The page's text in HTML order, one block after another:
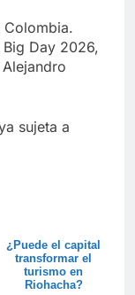
Colombia.
Day 2026,
sujeta a
¿Puede el capital
transformar el
turismo en
Riohacha?